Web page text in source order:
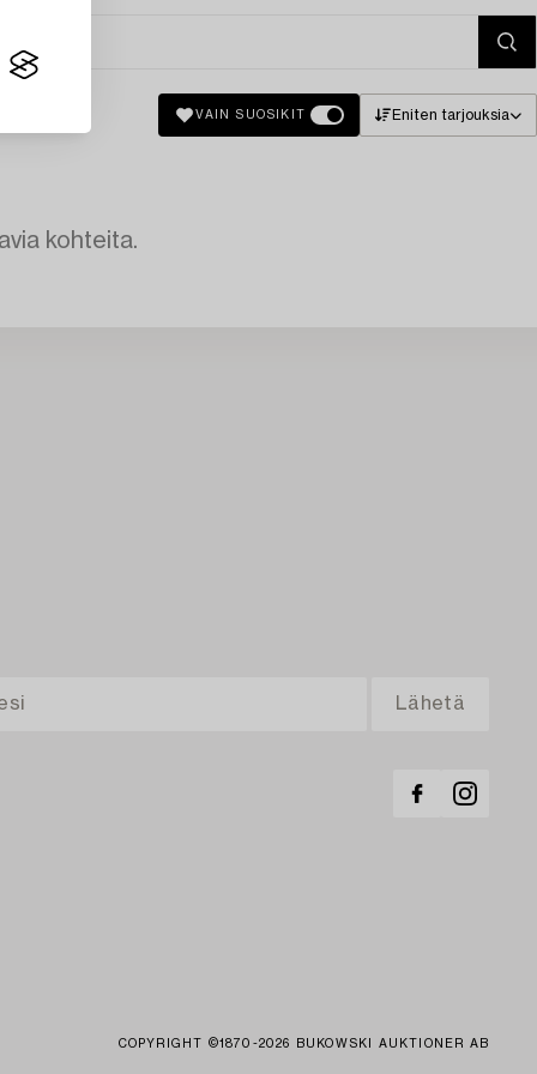
VAIN SUOSIKIT Eniten tarjouksia
kohteita.
COPYRIGHT ©1870-2026 BUKOWSKI AUKTIONER AB